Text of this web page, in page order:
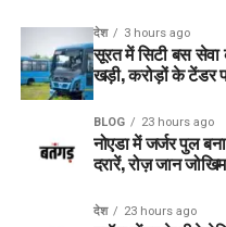
देश 3 hours ago
सूरत में सिटी बस
खड़ी, करोड़ों के टेंडर
BLOG 23 hours ago
नोएडा में जर्जर पुल
दरारें, रोज़ जान
देश 23 hours ago